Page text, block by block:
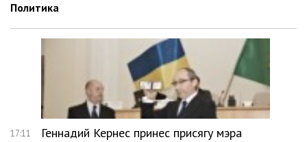
Политика
17:11 Геннадий Кернес принес присягу мэра